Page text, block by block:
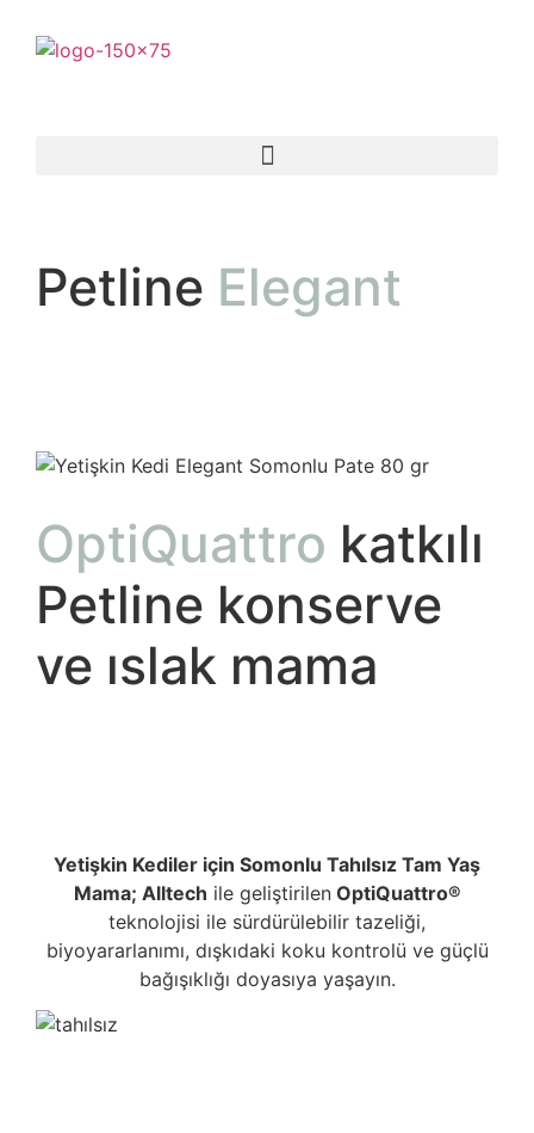
Petline Elegant
OptiQuattro katkılı
Petline konserve
ve ıslak mama
Yetişkin Kediler için Somonlu Tahılsız Tam Yaş
Mama; Alltech ile geliştirilenOptiQuattro®
teknolojisi ile sürdürülebilir tazeliği,
biyoyararlanımı, dışkıdaki koku kontrolü ve güçlü
bağışıklığı doyasıya yaşayın.